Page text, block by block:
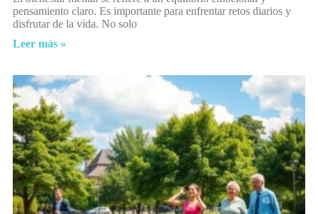
pensamiento claro. Es importante para enfrentar retos diarios y
disfrutar de la vida. No solo
Leer más »